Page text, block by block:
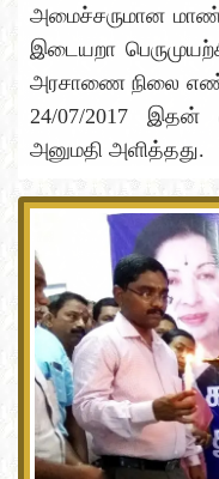
அமைச்சருமான
இடையறா
அரசாணை நிலை எண்
24/07/2017
அனுமதி அளித்தது.